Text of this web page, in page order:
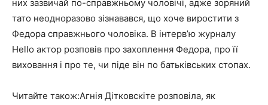
них зазвичай по-справжньому чоловічі, адже зоряний
тато неодноразово зізнавався, що хоче виростити з
Федора справжнього чоловіка. В інтерв’ю журналу
Hello актор розповів про захоплення Федора, про її
виховання і про те, чи піде він по батьківських стопах.
Читайте також:Агнія Дітковскіте розповіла, як